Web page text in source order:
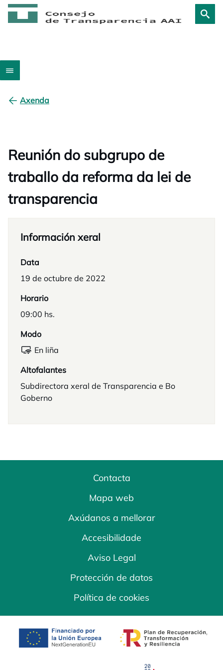
Axenda
Reunión do subgrupo de
traballo da reforma da lei de
transparencia
Información xeral
Data
19 de octubre de 2022
Horario
09:00 hs.
Modo
En liña
Altofalantes
Subdirectora xeral de Transparencia e Bo
Goberno
Contacta
Mapa web
Axúdanos a mellorar
Accesibilidade
Aviso Legal
Protección de datos
Política de cookies
opens in a new tab opens in a new